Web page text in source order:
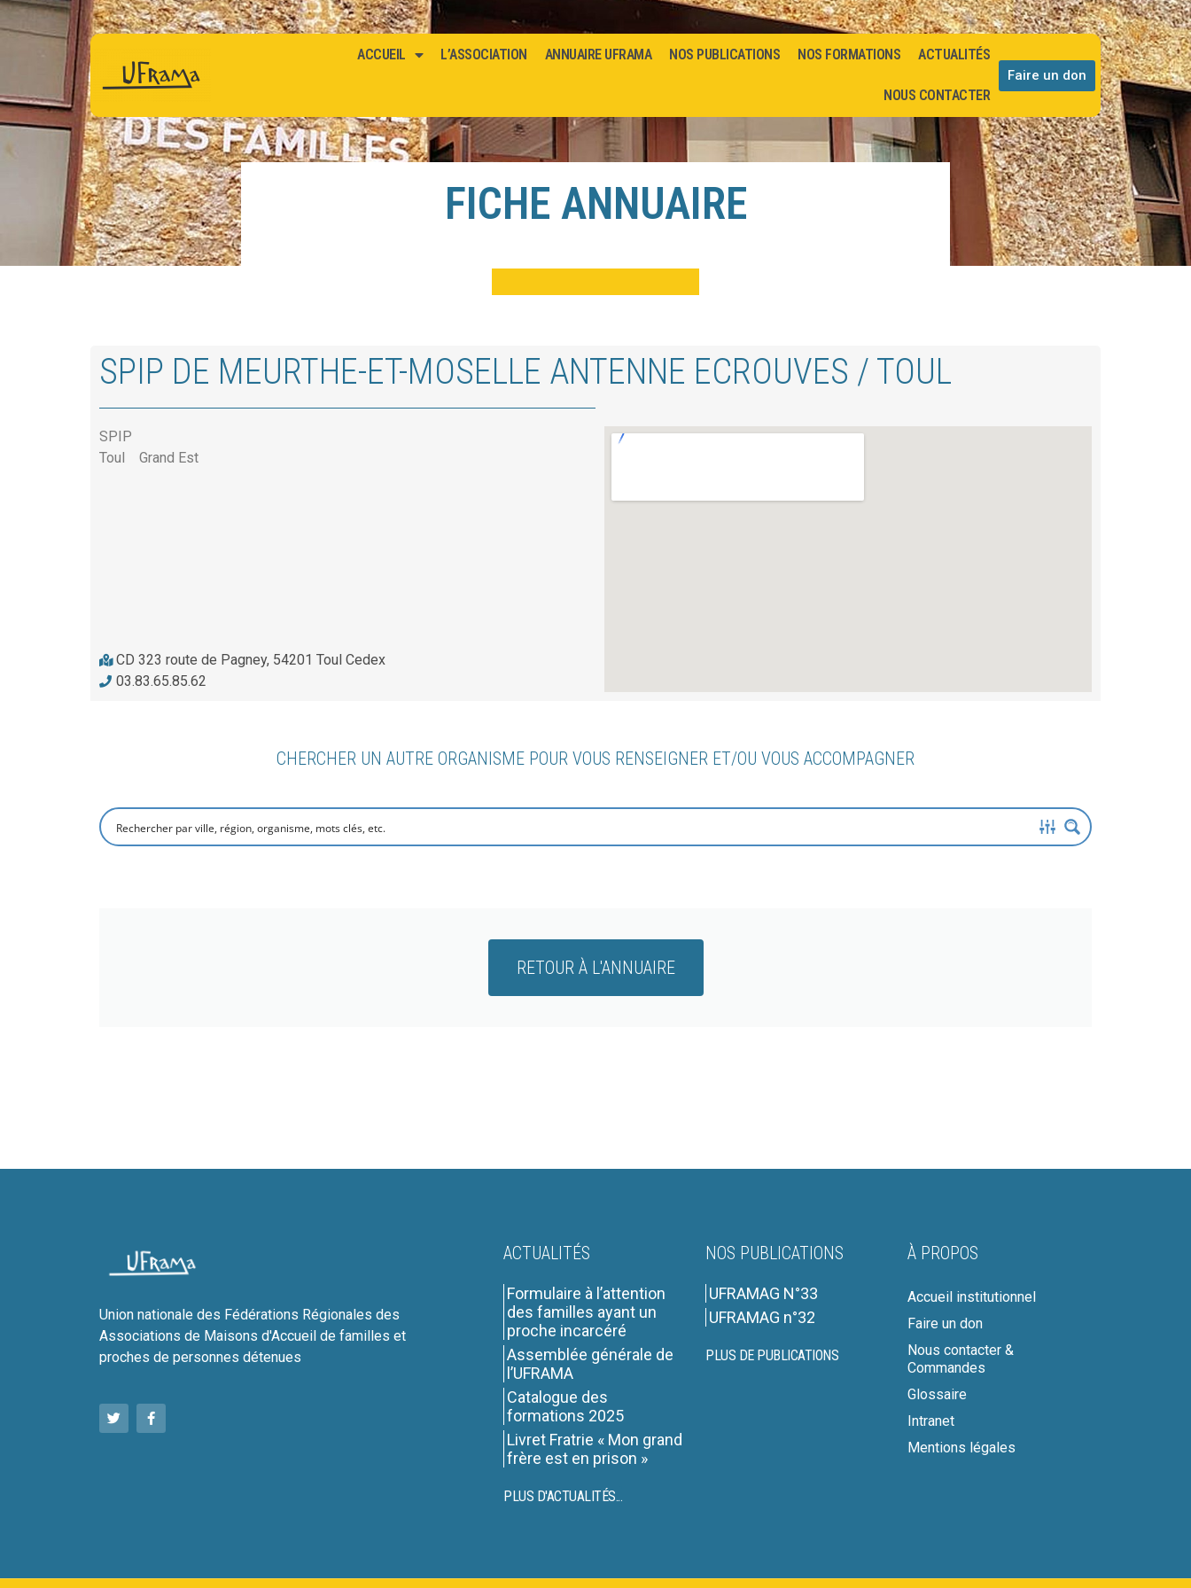
ACCUEIL L’ASSOCIATION ANNUAIRE UFRAMA NOS PUBLICATIONS NOS FORMATIONS ACTUALITÉS
NOUS CONTACTER
Faire un don
FICHE ANNUAIRE
SPIP DE MEURTHE-ET-MOSELLE ANTENNE ECROUVES / TOUL
SPIP
Toul
Grand Est
CD 323 route de Pagney, 54201 Toul Cedex
03.83.65.85.62
CHERCHER UN AUTRE ORGANISME POUR VOUS RENSEIGNER ET/OU VOUS ACCOMPAGNER
RETOUR À L'ANNUAIRE
Union nationale des Fédérations Régionales des
Associations de Maisons d'Accueil de familles et
proches de personnes détenues
ACTUALITÉS
Formulaire à l’attention
des familles ayant un
proche incarcéré
Assemblée générale de
l’UFRAMA
Catalogue des
formations 2025
Livret Fratrie « Mon grand
frère est en prison »
PLUS D'ACTUALITÉS...
NOS PUBLICATIONS
UFRAMAG N°33
UFRAMAG n°32
PLUS DE PUBLICATIONS
À PROPOS
Accueil institutionnel
Faire un don
Nous contacter &
Commandes
Glossaire
Intranet
Mentions légales